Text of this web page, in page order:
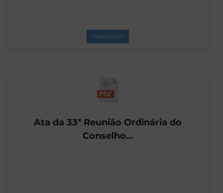
DOWNLOAD
Ata da 33ª Reunião Ordinária do
Conselho…